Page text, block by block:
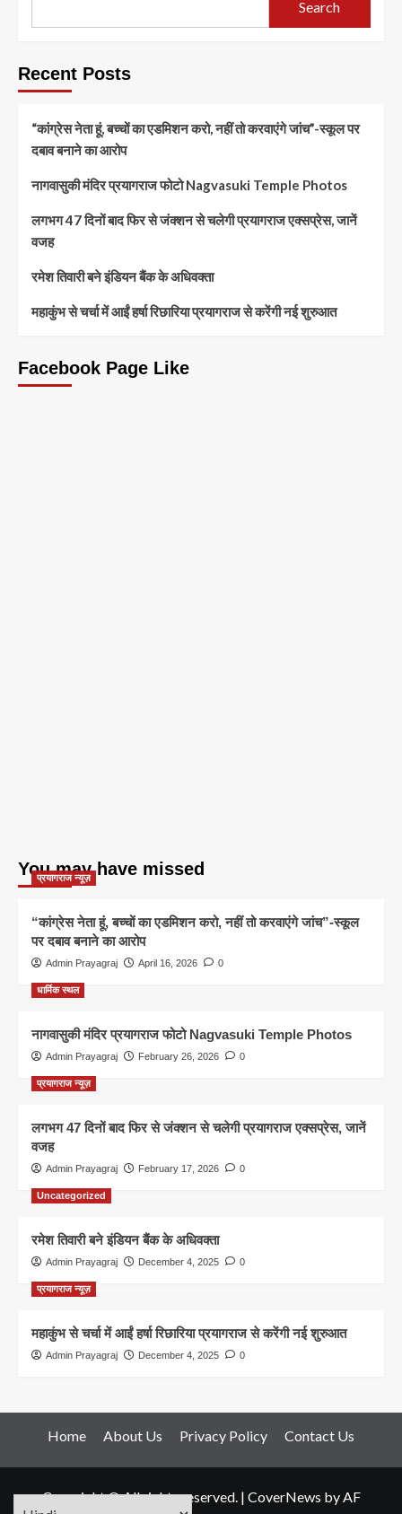
Search
Recent Posts
“कांग्रेस नेता हूं, बच्चों का एडमिशन करो, नहीं तो करवाएंगे जांच”-स्कूल पर
दबाव बनाने का आरोप
नागवासुकी मंदिर प्रयागराज फोटो Nagvasuki Temple Photos
लगभग 47 दिनों बाद फिर से जंक्शन से चलेगी प्रयागराज एक्सप्रेस, जानें
वजह
रमेश तिवारी बने इंडियन बैंक के अधिवक्ता
महाकुंभ से चर्चा में आईं हर्षा रिछारिया प्रयागराज से करेंगी नई शुरुआत
Facebook Page Like
You may have missed
प्रयागराज न्यूज़
“कांग्रेस नेता हूं, बच्चों का एडमिशन करो, नहीं तो करवाएंगे जांच”-स्कूल
पर दबाव बनाने का आरोप
Admin Prayagraj April 16, 2026 0
धार्मिक स्थल
नागवासुकी मंदिर प्रयागराज फोटो Nagvasuki Temple Photos
Admin Prayagraj February 26, 2026 0
प्रयागराज न्यूज़
लगभग 47 दिनों बाद फिर से जंक्शन से चलेगी प्रयागराज एक्सप्रेस, जानें
वजह
Admin Prayagraj February 17, 2026 0
Uncategorized
रमेश तिवारी बने इंडियन बैंक के अधिवक्ता
Admin Prayagraj December 4, 2025 0
प्रयागराज न्यूज़
महाकुंभ से चर्चा में आईं हर्षा रिछारिया प्रयागराज से करेंगी नई शुरुआत
Admin Prayagraj December 4, 2025 0
Home About Us Privacy Policy Contact Us
Copyright © All rights reserved. | CoverNews by AF